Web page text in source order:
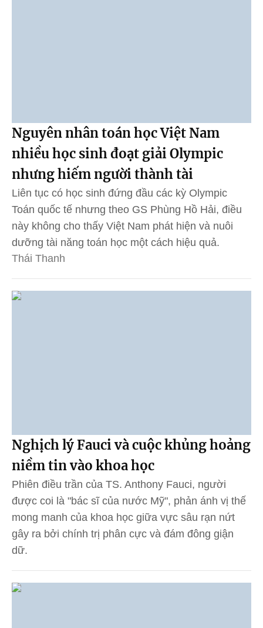
Nguyên nhân toán học Việt Nam
nhiều học sinh đoạt giải Olympic
nhưng hiếm người thành tài
Liên tục có học sinh đứng đầu các kỳ Olympic
Toán quốc tế nhưng theo GS Phùng Hồ Hải, điều
này không cho thấy Việt Nam phát hiện và nuôi
dưỡng tài năng toán học một cách hiệu quả.
Thái Thanh
Nghịch lý Fauci và cuộc khủng hoảng
niềm tin vào khoa học
Phiên điều trần của TS. Anthony Fauci, người
được coi là "bác sĩ của nước Mỹ", phản ánh vị thế
mong manh của khoa học giữa vực sâu rạn nứt
gây ra bởi chính trị phân cực và đám đông giận
dữ.